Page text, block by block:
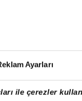
Ayarları
ile çerezler